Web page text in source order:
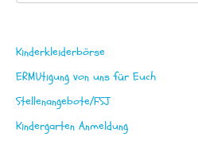
Kinderkleiderbörse
ERMUtigung von uns für Euch
Stellenangebote/FSJ
Kindergarten Anmeldung